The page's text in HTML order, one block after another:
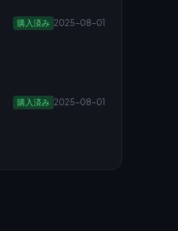
購入済み 2025-08-01
購入済み 2025-08-01